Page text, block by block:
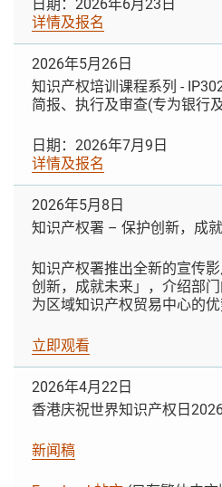
日期：2026年6月23日
详情及报名
2026年5月26日
知识产权培训课程系列 -
简报、执行及审查(专为银行
日期：2026年7月9日
详情及报名
2026年5月8日
知识产权署 – 保护创新，成
知识产权署推出全新的宣传
创新，成就未来」，介绍部
为区域知识产权贸易中心的优
立即观看
2026年4月22日
香港庆祝世界知识产权日2026
新闻稿